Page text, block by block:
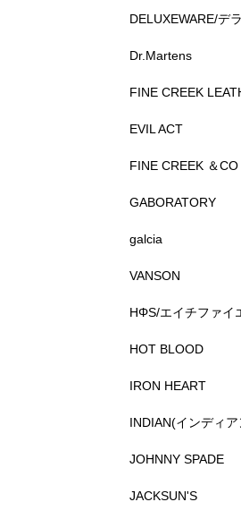
DELUXEWARE/デ
Dr.Martens
FINE CREEK
EVIL ACT
FINE CREEK ＆CO
GABORATORY
galcia
VANSON
HΦS/エイチファイ
HOT BLOOD
IRON HEART
INDIAN(インディア
JOHNNY SPADE
JACKSUN'S